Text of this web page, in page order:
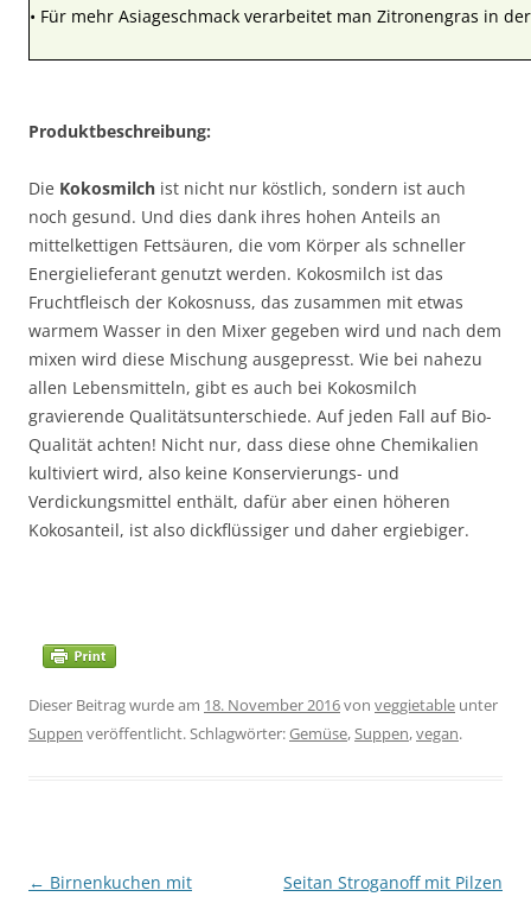
• Für mehr Asiageschmack verarbeitet man Zitronengras in
Produktbeschreibung:
Die Kokosmilch ist nicht nur köstlich, sondern ist auch
noch gesund. Und dies dank ihres hohen Anteils an
mittelkettigen Fettsäuren, die vom Körper als schneller
Energielieferant genutzt werden. Kokosmilch ist das
Fruchtfleisch der Kokosnuss, das zusammen mit etwas
warmem Wasser in den Mixer gegeben wird und nach dem
mixen wird diese Mischung ausgepresst. Wie bei nahezu
allen Lebensmitteln, gibt es auch bei Kokosmilch
gravierende Qualitätsunterschiede. Auf jeden Fall auf Bio-
Qualität achten! Nicht nur, dass diese ohne Chemikalien
kultiviert wird, also keine Konservierungs- und
Verdickungsmittel enthält, dafür aber einen höheren
Kokosanteil, ist also dickflüssiger und daher ergiebiger.
Dieser Beitrag wurde am 18. November 2016von veggietable unter
Suppen veröffentlicht. Schlagwörter:Gemüse,Suppen,vegan.
Beitragsnavigation
← Birnenkuchen mit
Seitan Stroganoff mit Pilzen